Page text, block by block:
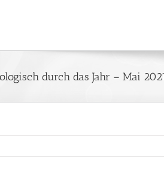
durch das Jahr – Mai